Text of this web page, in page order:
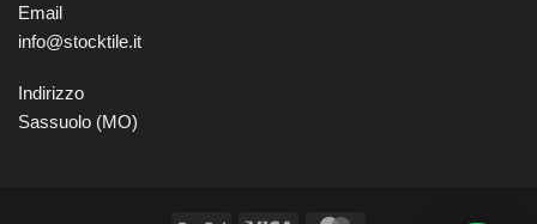
Email
info@stocktile.it
Indirizzo
Sassuolo (MO)